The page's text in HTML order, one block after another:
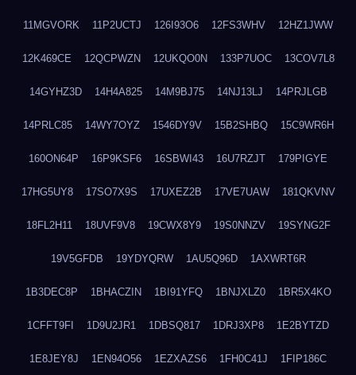
11MGVORK 11P2UCTJ 126I93O6 12FS3WHV 12HZ1JWW
12K469CE 12QCPWZN 12UKQO0N 133P7UOC 13COV7L8
14GYHZ3D 14H4A825 14M9BJ75 14NJ13LJ 14PRJLGB
14PRLC85 14WY7OYZ 1546DY9V 15B2SHBQ 15C9WR6H
160ON64P 16P9KSF6 16SBWI43 16U7RZJT 179PIGYE
17HG5UY8 17SO7X9S 17UXEZ2B 17VE7UAW 181QKVNV
18FL2H11 18UVF9V8 19CWX8Y9 19S0NNZV 19SYNG2F
19V5GFDB 19YDYQRW 1AU5Q96D 1AXWRT6R
1B3DEC8P 1BHACZIN 1BI91YFQ 1BNJXLZ0 1BR5X4KO
1CFFT9FI 1D9U2JR1 1DBSQ817 1DRJ3XP8 1E2BYTZD
1E8JEY8J 1EN94O56 1EZXAZS6 1FH0C41J 1FIP186C